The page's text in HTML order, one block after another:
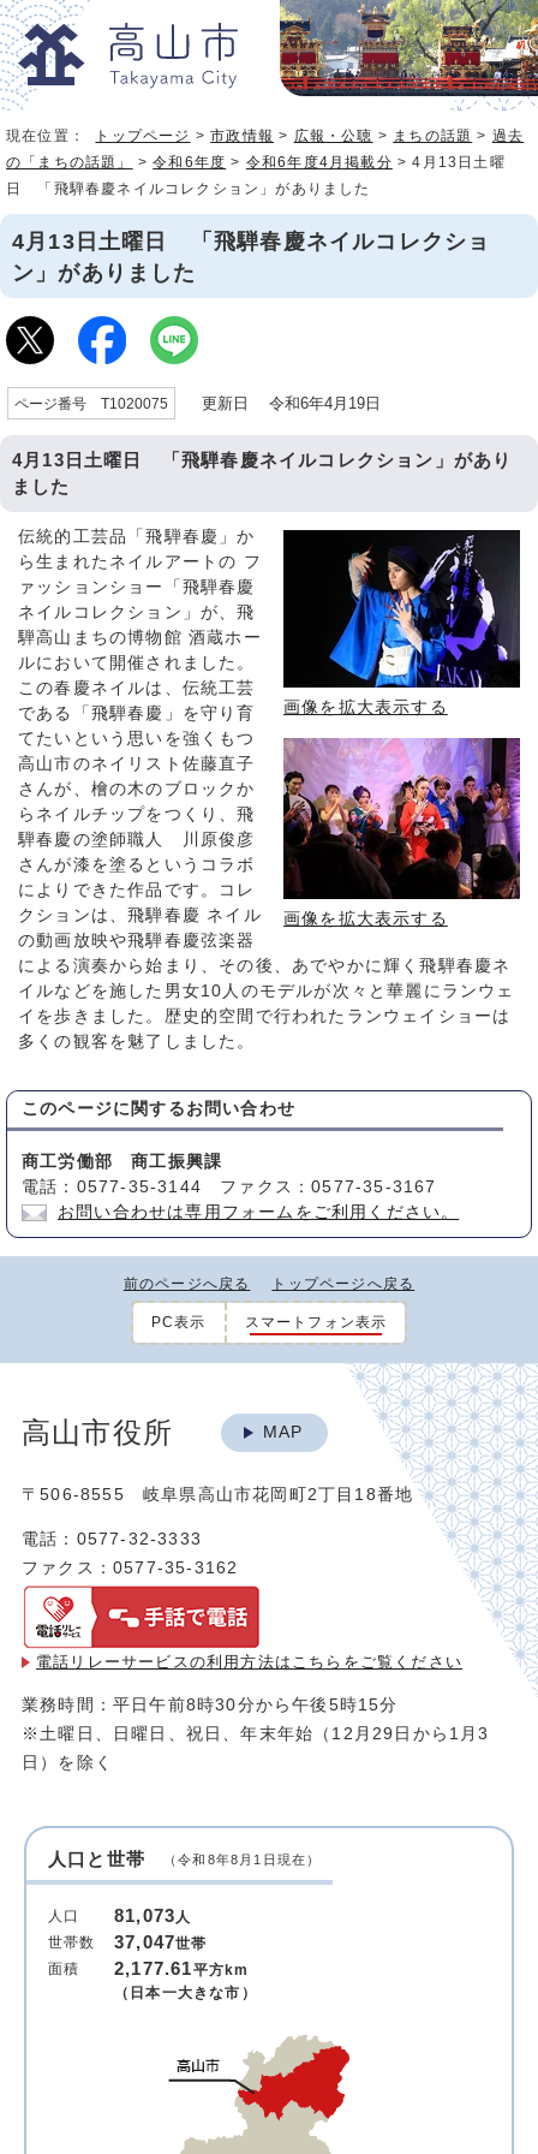
現在位置： トップページ >市政情報 > 広報・公聴 > まちの話題 > 過去
の「まちの話題」
>令和6年度 > 令和6年度4月掲載分 > 4月13日土曜
日 「飛騨春慶ネイルコレクション」がありました
4月13日土曜日 「飛騨春慶ネイルコレクショ
ン」がありました
ページ番号 T1020075 更新日 令和6年4月19日
4月13日土曜日 「飛騨春慶ネイルコレクション」があり
ました
画像を拡大表示する
画像を拡大表示する
伝統的工芸品「飛騨春慶」か
ら生まれたネイルアートの フ
ァッションショー「飛騨春慶
ネイルコレクション」が、飛
騨高山まちの博物館 酒蔵ホー
ルにおいて開催されました。
この春慶ネイルは、伝統工芸
である「飛騨春慶」を守り育
てたいという思いを強くもつ
高山市のネイリスト佐藤直子
さんが、檜の木のブロックか
らネイルチップをつくり、飛
騨春慶の塗師職人 川原俊彦
さんが漆を塗るというコラボ
によりできた作品です。コレ
クションは、飛騨春慶 ネイル
の動画放映や飛騨春慶弦楽器
による演奏から始まり、その後、あでやかに輝く飛騨春慶ネ
イルなどを施した男女10人のモデルが次々と華麗にランウェ
イを歩きました。歴史的空間で行われたランウェイショーは
多くの観客を魅了しました。
このページに関する お問い合わせ
商工労働部 商工振興課
電話：0577-35-3144 ファクス：0577-35-3167
お問い合わせは専用フォームをご利用ください。
前のページへ戻る トップページへ戻る
PC表示 スマートフォン表示
高山市役所 MAP
〒506-8555 岐阜県高山市花岡町2丁目18番地
電話：0577-32-3333
ファクス：0577-35-3162
電話リレーサービスの利用方法は こちらをご覧ください
業務時間：平日午前8時30分から午後5時15分
※土曜日、日曜日、祝日、年末年始（12月29日から1月3
日）を除く
人口と世帯 （令和8年8月1日現在）
人口 81,073人
世帯数
37,047世帯
面積
2,177.61平方km
（日本一大きな市）